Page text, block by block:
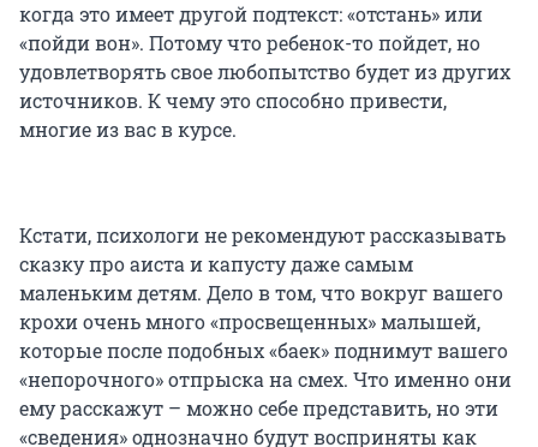
когда это имеет другой подтекст: «отстань» или
«пойди вон». Потому что ребенок-то пойдет, но
удовлетворять свое любопытство будет из других
источников. К чему это способно привести,
многие из вас в курсе.
Кстати, психологи не рекомендуют рассказывать
сказку про аиста и капусту даже самым
маленьким детям. Дело в том, что вокруг вашего
крохи очень много «просвещенных» малышей,
которые после подобных «баек» поднимут вашего
«непорочного» отпрыска на смех. Что именно они
ему расскажут – можно себе представить, но эти
«сведения» однозначно будут восприняты как